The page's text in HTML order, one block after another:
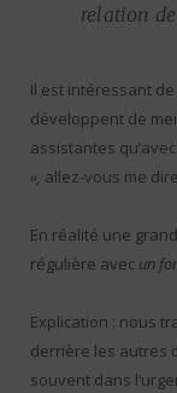
relation
Il est intéressant
développent de
assistantes
», allez-vous me
En réalité une
régulière avec un
Explication : nous
derrière les autres
souvent dans